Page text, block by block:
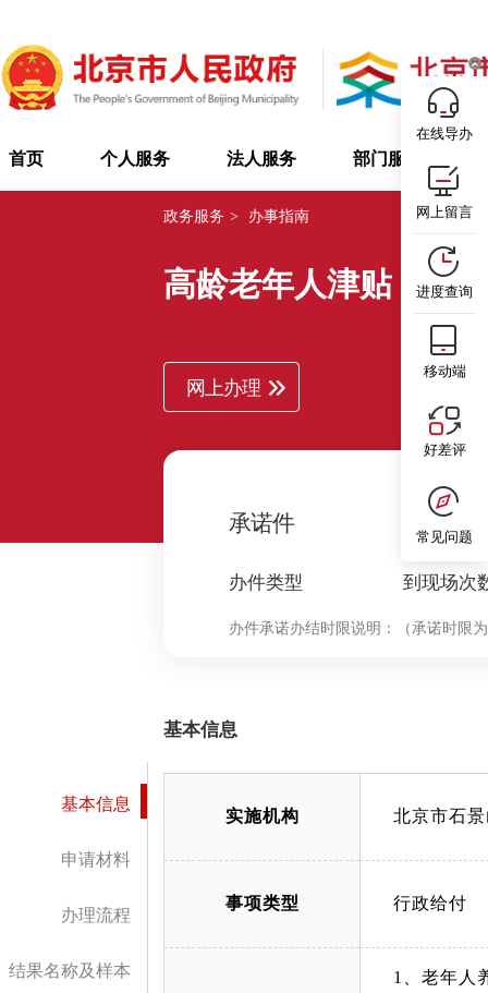
首页 个人服务 法人服务 部门服务
政务服务 > 办事指南
高龄老年人津贴 石
网上办理
承诺件
办件类型
0
到现场次
办件承诺办结时限说明： （承诺时限
基本信息
申请材料
办理流程
结果名称及样本
基本信息
实施机构 北京市石
事项类型 行政给付
1、老年人
在线导办
网上留言
进度查询
移动端
好差评
常见问题